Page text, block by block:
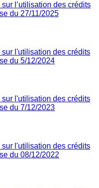
l’utilisation des crédits
du 27/11/2025
l'utilisation des crédits
du 5/12/2024
l'utilisation des crédits
du 7/12/2023
l'utilisation des crédits
du 08/12/2022